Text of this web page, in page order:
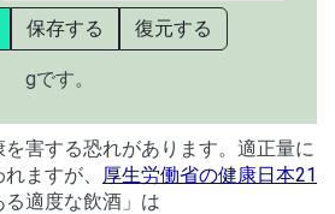
保存する 復元する
gです。
害する恐れがあります。適正量に
ますが、 厚生労働省の健康日本21
適度な飲酒」は